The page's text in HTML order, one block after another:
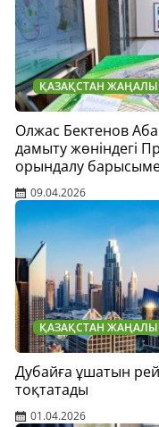
ҚАЗАҚСТАН
Олжас Бектенов
дамыту жөніндегі
орындалу
09.04.2026
ҚАЗАҚСТАН
Дубайға ұшатын
тоқтатады
01.04.2026